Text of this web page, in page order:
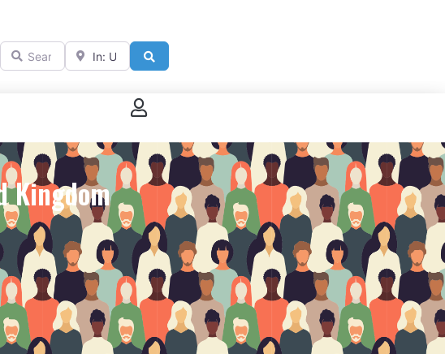
forNear
Se connecter
S’enregistrer
Poster sur French Morning
Kingdom